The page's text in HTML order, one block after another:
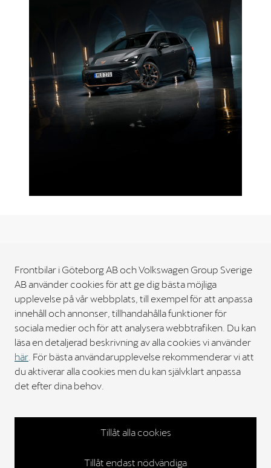
Frontbilar i Göteborg AB och Volkswagen Group Sverige
AB använder cookies för att ge dig bästa möjliga
upplevelse på vår webbplats, till exempel för att anpassa
innehåll och annonser, tillhandahålla funktioner för
sociala medier och för att analysera webbtrafiken. Du kan
läsa en detaljerad beskrivning av alla cookies vi använder
här . För bästa användarupplevelse rekommenderar vi att
du aktiverar alla cookies men du kan självklart anpassa
det efter dina behov.
Tillåt alla cookies
Tillåt endast nödvändiga
Köpa bil
Bilverkstad
Kontakta oss
Välkommen till Frontbilar
Cookies